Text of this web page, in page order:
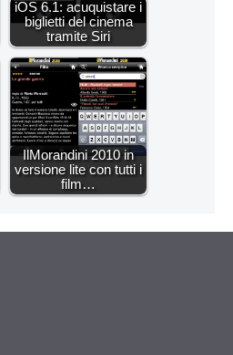
iOS 6.1: acuquistare i
biglietti del cinema
tramite Siri
IlMorandini 2010 in
versione lite con tutti i
film…